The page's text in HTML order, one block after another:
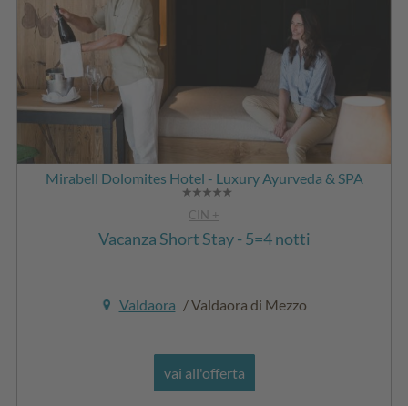
Mirabell Dolomites Hotel - Luxury Ayurveda & SPA
CIN +
Vacanza Short Stay - 5=4 notti
Valdaora / Valdaora di Mezzo
vai all'offerta